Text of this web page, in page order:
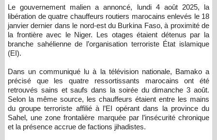
Le gouvernement malien a annoncé, lundi 4 août 2025, la
libération de quatre chauffeurs routiers marocains enlevés le 18
janvier dernier dans le nord-est du Burkina Faso, à proximité de
la frontière avec le Niger. Les otages étaient détenus par la
branche sahélienne de l’organisation terroriste État islamique
(EI).
Dans un communiqué lu à la télévision nationale, Bamako a
précisé que les quatre ressortissants marocains ont été
retrouvés sains et saufs dans la soirée du dimanche 3 août.
Selon la même source, les chauffeurs étaient entre les mains
du groupe terroriste affilié à l’EI opérant dans la province du
Sahel, une zone frontalière marquée par l’insécurité chronique
et la présence accrue de factions jihadistes.